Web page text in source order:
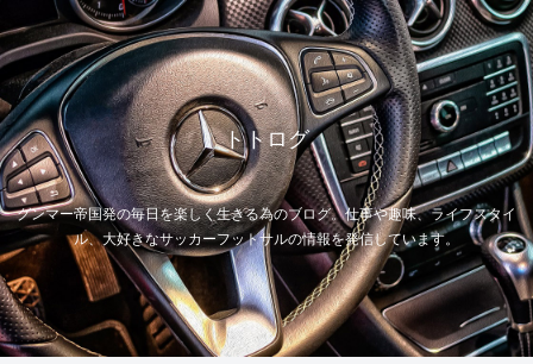
トトログ
グンマー帝国発の毎日を楽しく生きる為のブログ。仕事や趣味、ライフスタイ
ル、大好きなサッカーフットサルの情報を発信しています。